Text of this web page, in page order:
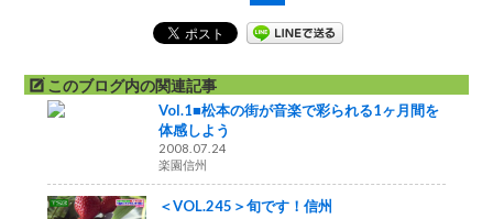
このブログ内の関連記事
Vol.1■松本の街が音楽で彩られる1ヶ月間を
体感しよう
2008.07.24
楽園信州
＜VOL.245＞旬です！信州